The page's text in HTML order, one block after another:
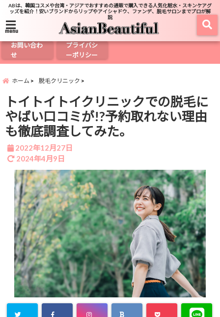
ABは、韓国コスメや台湾・アジアでおすすめの通販で購入できる人気化粧水・スキンケアグ
ッズを紹介！安いブランドからリップやアイシャドウ、ファンデ、脱毛サロンまでプロが解
説
menu
お問い合わ
せ
プライバシ
ーポリシー
ホーム 脱毛クリニック
トイトイトイクリニックでの脱毛に
やばい口コミが!?予約取れない理由
も徹底調査してみた。
2022年12月27日
2024年4月9日